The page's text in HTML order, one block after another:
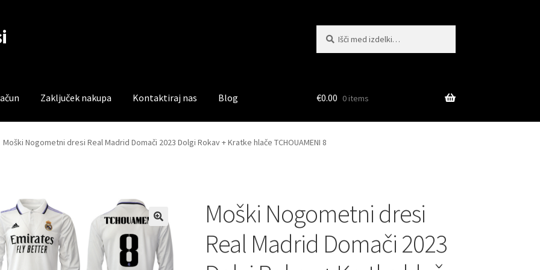
Zaključek nakupa Kontaktiraj nas Blog
Trgovina Zaključek nakupa
€0.00 0 items
Moški Nogometni dresi Real Madrid Domači 2023 Dolgi Rokav + Kratke hlače TCHOUAMENI 8
Moški Nogometni dresi
Real Madrid Domači 2023